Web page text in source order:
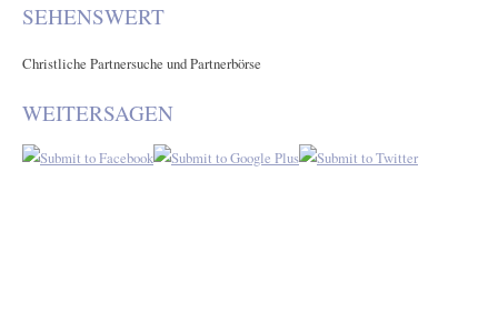
SEHENSWERT
Christliche Partnersuche und Partnerbörse
WEITERSAGEN